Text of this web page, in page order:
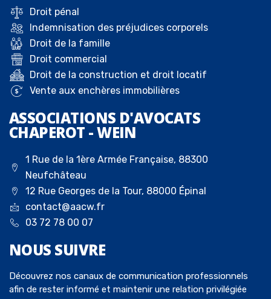
Droit pénal
Indemnisation des préjudices corporels
Droit de la famille
Droit commercial
Droit de la construction et droit locatif
Vente aux enchères immobilières
ASSOCIATIONS D'AVOCATS
CHAPEROT - WEIN
1 Rue de la 1ère Armée Française, 88300
Neufchâteau
12 Rue Georges de la Tour, 88000 Épinal
contact@aacw.fr
03 72 78 00 07
NOUS SUIVRE
Découvrez nos canaux de communication professionnels
afin de rester informé et maintenir une relation privilégiée